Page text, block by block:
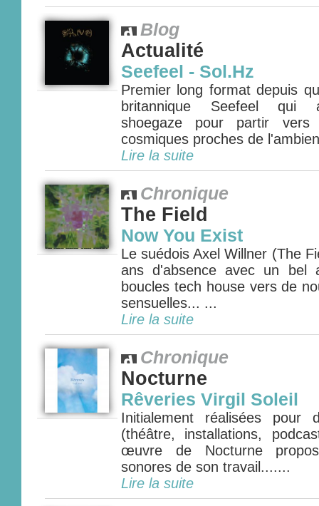
Blog
Actualité
Seefeel - Sol.Hz
Premier long format depuis
britannique Seefeel qui
shoegaze pour partir
cosmiques proches de
Lire la suite
Chronique
The Field
Now You Exist
Le suédois Axel Willner (The
ans d'absence avec un bel
boucles tech house vers de
sensuelles... ...
Lire la suite
Chronique
Nocturne
Rêveries Virgil Soleil
Initialement réalisées pour
(théâtre, installations,
œuvre de Nocturne
sonores de son travail.......
Lire la suite